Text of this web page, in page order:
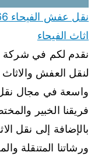
اثاث الفيحاء
نقدم لكم في شركة
لنقل العفش
واسعة في مجال
فريقنا الخبير
بالإضافة إلى نقل
ورشاتنا المتنقلة